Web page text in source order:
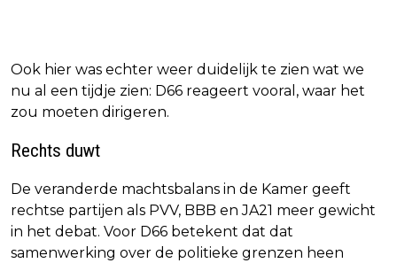
Ook hier was echter weer duidelijk te zien wat we
nu al een tijdje zien: D66 reageert vooral, waar het
zou moeten dirigeren.
Rechts duwt
De veranderde machtsbalans in de Kamer geeft
rechtse partijen als PVV, BBB en JA21 meer gewicht
in het debat. Voor D66 betekent dat dat
samenwerking over de politieke grenzen heen